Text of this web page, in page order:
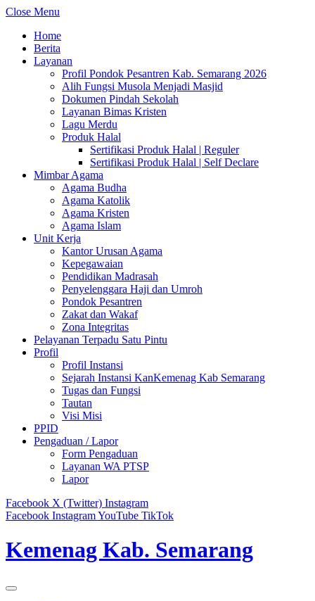
Close Menu
Home
Berita
Layanan
Profil Pondok Pesantren Kab. Semarang 2026
Alih Fungsi Musola Menjadi Masjid
Dokumen Pindah Sekolah
Layanan Bimas Kristen
Lagu Merdu
Produk Halal
Sertifikasi Produk Halal | Reguler
Sertifikasi Produk Halal | Self Declare
Mimbar Agama
Agama Budha
Agama Katolik
Agama Kristen
Agama Islam
Unit Kerja
Kantor Urusan Agama
Kepegawaian
Pendidikan Madrasah
Penyelenggara Haji dan Umroh
Pondok Pesantren
Zakat dan Wakaf
Zona Integritas
Pelayanan Terpadu Satu Pintu
Profil
Profil Instansi
Sejarah Instansi KanKemenag Kab Semarang
Tugas dan Fungsi
Tautan
Visi Misi
PPID
Pengaduan / Lapor
Form Pengaduan
Layanan WA PTSP
Lapor
Facebook X (Twitter) Instagram
Facebook InstagramYouTube TikTok
Kemenag Kab. Semarang